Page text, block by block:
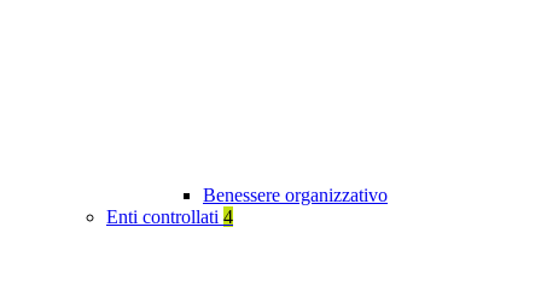
Benessere organizzativo
Enti controllati 4